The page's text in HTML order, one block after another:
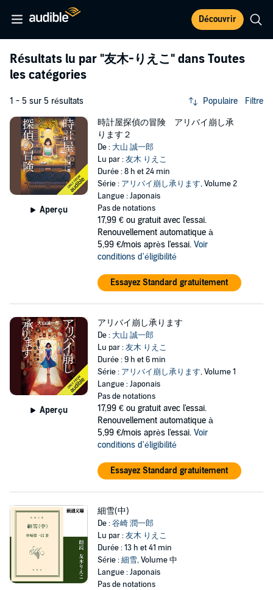
Découvrir
Résultats lu par "友木-りえこ" dans Toutes
les catégories
1 - 5 sur 5 résultats Populaire Filtre
Aperçu
時計屋探偵の冒険 アリバイ崩し承
ります２
De : 大山 誠一郎
Lu par :友木 りえこ
Durée : 8 h et 24 min
Série : アリバイ崩し承ります, Volume 2
Langue : Japonais
Pas de notations
17,99 € ou gratuit avec l'essai.
Renouvellement automatique à
5,99 €/mois après l'essai. Voir
conditions d'éligibilité
Essayez Standard gratuitement
Aperçu
アリバイ崩し承ります
De : 大山 誠一郎
Lu par :友木 りえこ
Durée : 9 h et 6 min
Série : アリバイ崩し承ります, Volume 1
Langue : Japonais
Pas de notations
17,99 € ou gratuit avec l'essai.
Renouvellement automatique à
5,99 €/mois après l'essai. Voir
conditions d'éligibilité
Essayez Standard gratuitement
細雪(中)
De :谷崎 潤一郎
Lu par :友木 りえこ
Durée : 13 h et 41 min
Série :細雪, Volume 中
Langue : Japonais
Pas de notations